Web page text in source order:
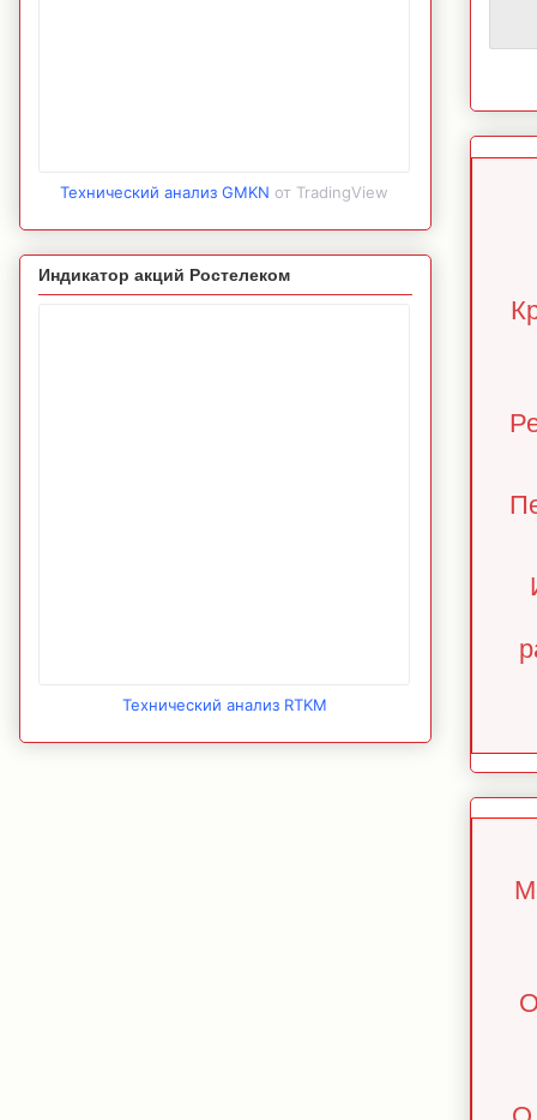
Технический анализ GMKN от TradingView
Индикатор акций Ростелеком
Технический анализ RTKM